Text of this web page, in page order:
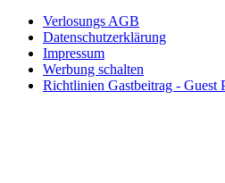
Verlosungs AGB
Datenschutzerklärung
Impressum
Werbung schalten
Richtlinien Gastbeitrag - Guest